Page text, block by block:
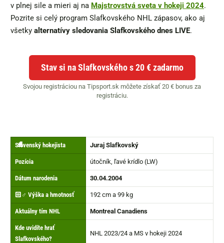
v plnej sile a mieri aj na Majstrovstvá sveta v hokeji 2024.
Pozrite si celý program Slafkovského NHL zápasov, ako aj
všetky alternatívy sledovania Slafkovského dnes LIVE.
Stav si na Slafkovského s 20 € zadarmo
Svojou registráciou na Tipsport.sk môžete získať 20 € bonus za
registráciu.
Slovenský hokejista Juraj Slafkovský
Pozícia útočník, ľavé krídlo (LW)
Dátum narodenia 30.04.2004
🏻‍♂️ Výška a hmotnosť 192 cm a 99 kg
Aktuálny tím NHL Montreal Canadiens
⛸️
Kde uvidíte hrať
Slafkovského?
NHL 2023/24 a MS v hokeji 2024